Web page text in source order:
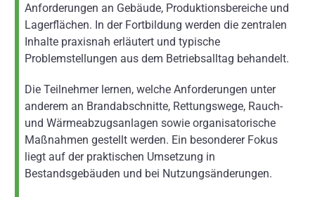
Anforderungen an Gebäude, Produktionsbereiche und
Lagerflächen. In der Fortbildung werden die zentralen
Inhalte praxisnah erläutert und typische
Problemstellungen aus dem Betriebsalltag behandelt.
Die Teilnehmer lernen, welche Anforderungen unter
anderem an Brandabschnitte, Rettungswege, Rauch-
und Wärmeabzugsanlagen sowie organisatorische
Maßnahmen gestellt werden. Ein besonderer Fokus
liegt auf der praktischen Umsetzung in
Bestandsgebäuden und bei Nutzungsänderungen.